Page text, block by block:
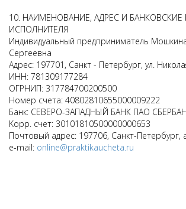
10. НАИМЕНОВАНИЕ, АДРЕС И БАНКОВСКИЕ
ИСПОЛНИТЕЛЯ
Индивидуальный предприниматель
Сергеевна
Адрес: 197701, Санкт - Петербург, ул.
ИНН: 781309177284
ОГРНИП: 317784700200500
Номер счета: 40802810655000009222
Банк: СЕВЕРО-ЗАПАДНЫЙ БАНК ПАО
Kорр. счет: 30101810500000000653
Почтовый адрес: 197706, Санкт-Петербург,
e-mail: online@praktikaucheta.ru